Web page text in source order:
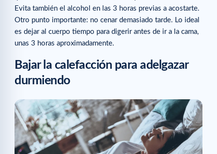
Evita también el alcohol en las 3 horas previas a acostarte.
Otro punto importante: no cenar demasiado tarde. Lo ideal
es dejar al cuerpo tiempo para digerir antes de ir a la cama,
unas 3 horas aproximadamente.
Bajar la calefacción para adelgazar
durmiendo